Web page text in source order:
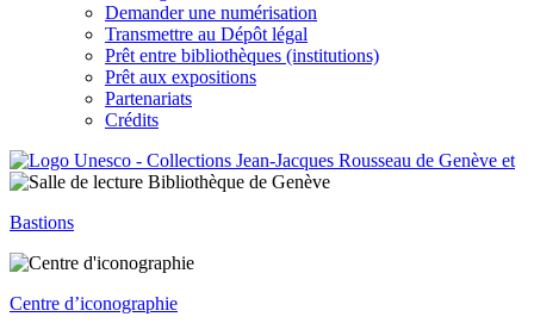
Demander une numérisation
Transmettre au Dépôt légal
Prêt entre bibliothèques (institutions)
Prêt aux expositions
Partenariats
Crédits
Bastions
Centre d’iconographie